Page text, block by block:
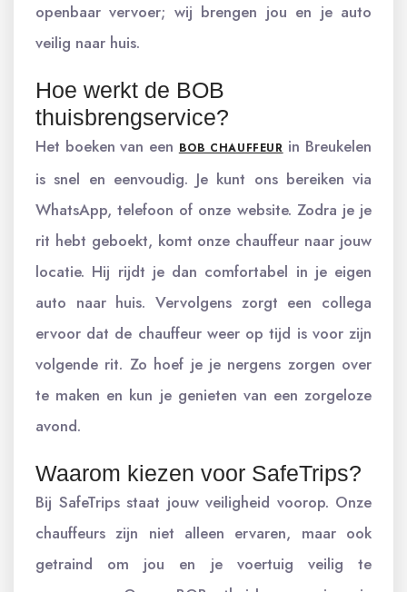
openbaar vervoer; wij brengen jou en je auto
veilig naar huis.
Hoe werkt de BOB
thuisbrengservice?
Het boeken van een BOB CHAUFFEUR in Breukelen
is snel en eenvoudig. Je kunt ons bereiken via
WhatsApp, telefoon of onze website. Zodra je je
rit hebt geboekt, komt onze chauffeur naar jouw
locatie. Hij rijdt je dan comfortabel in je eigen
auto naar huis. Vervolgens zorgt een collega
ervoor dat de chauffeur weer op tijd is voor zijn
volgende rit. Zo hoef je je nergens zorgen over
te maken en kun je genieten van een zorgeloze
avond.
Waarom kiezen voor SafeTrips?
Bij SafeTrips staat jouw veiligheid voorop. Onze
chauffeurs zijn niet alleen ervaren, maar ook
getraind om jou en je voertuig veilig te